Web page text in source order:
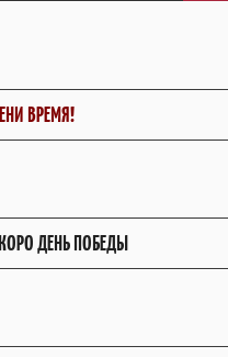
ВРЕМЯ!
ДЕНЬ ПОБЕДЫ